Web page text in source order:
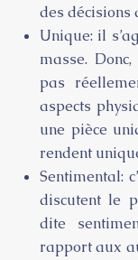
des décisions
Unique: il
masse.
pas
aspects
une pièce
rendent
Sentimental:
discutent le
dite
rapport aux